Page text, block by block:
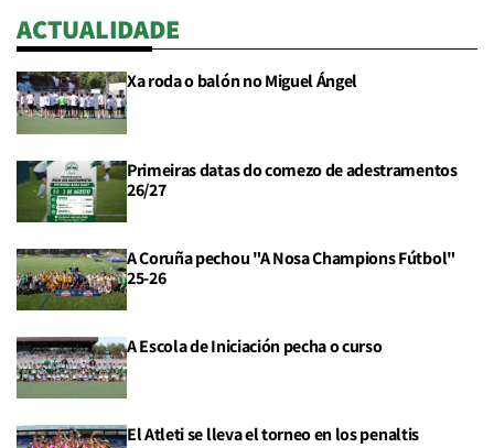
ACTUALIDADE
Xa roda o balón no Miguel Ángel
Primeiras datas do comezo de adestramentos
26/27
A Coruña pechou "A Nosa Champions Fútbol"
25-26
A Escola de Iniciación pecha o curso
El Atleti se lleva el torneo en los penaltis